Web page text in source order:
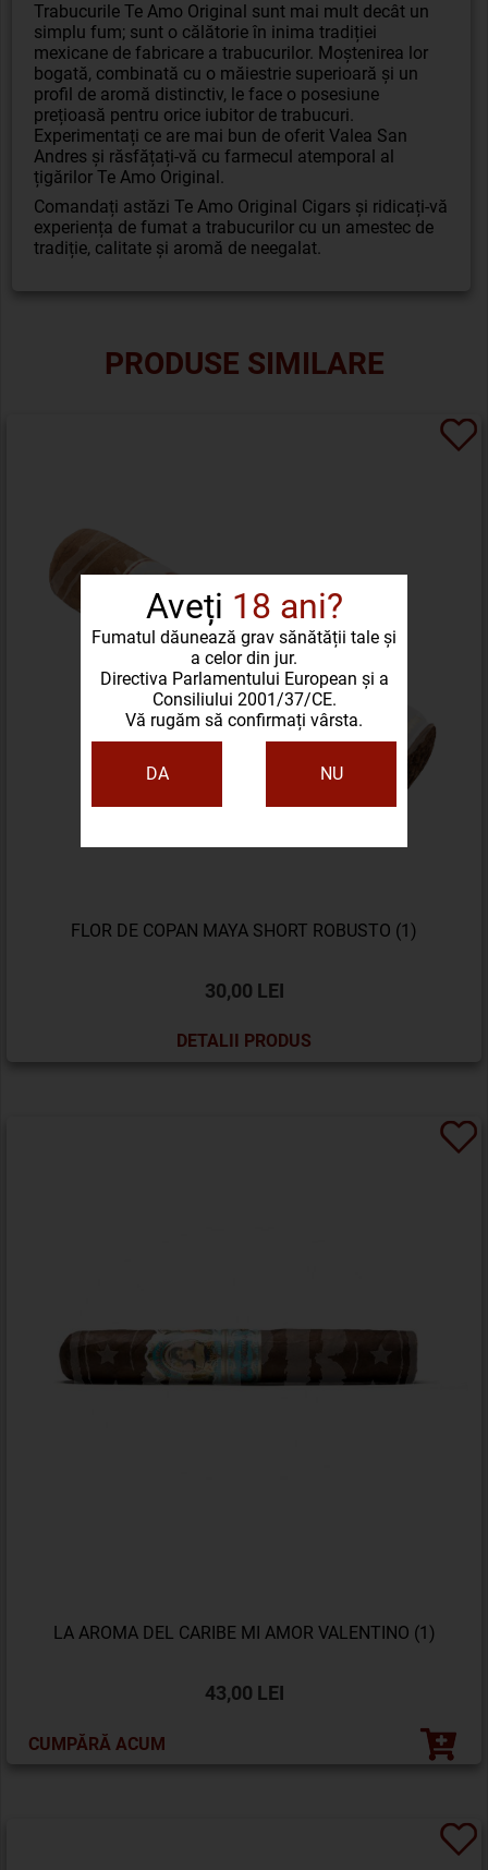
Aveți 18 ani?
Fumatul dăunează grav sănătății tale și
a celor din jur.
Directiva Parlamentului European și a
Consiliului 2001/37/CE.
Vă rugăm să confirmați vârsta.
DA NU
Trabucurile Te Amo Original sunt mai mult decât un
simplu fum; sunt o călătorie în inima tradiției
mexicane de fabricare a trabucurilor. Moștenirea lor
bogată, combinată cu o măiestrie superioară și un
profil de aromă distinctiv, le face o posesiune
prețioasă pentru orice iubitor de trabucuri.
Experimentați ce are mai bun de oferit Valea San
Andres și răsfățați-vă cu farmecul atemporal al
țigărilor Te Amo Original.
Comandați astăzi Te Amo Original Cigars și ridicați-vă
experiența de fumat a trabucurilor cu un amestec de
tradiție, calitate și aromă de neegalat.
PRODUSE SIMILARE
FLOR DE COPAN MAYA SHORT ROBUSTO (1)
30,00 LEI
DETALII PRODUS
LA AROMA DEL CARIBE MI AMOR VALENTINO (1)
43,00 LEI
CUMPĂRĂ ACUM